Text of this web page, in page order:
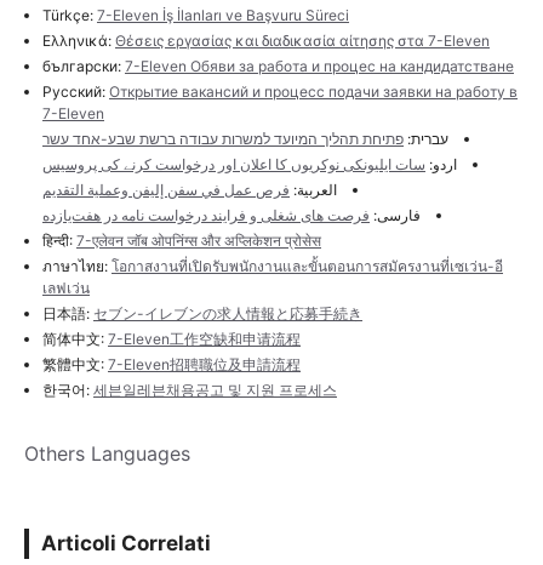
Türkçe: 7-Eleven İş İlanları ve Başvuru Süreci
Ελληνικά: Θέσεις εργασίας και διαδικασία αίτησης στα 7-Eleven
български: 7-Eleven Обяви за работа и процес на кандидатстване
Русский: Открытие вакансий и процесс подачи заявки на работу в
7-Eleven
עברית: פתיחת תהליך המיועד למשרות עבודה ברשת שבע-אחד עשר
اردو: سات ایلیونکی نوکریوں کا اعلان اور درخواست کرنے کی پروسیس
العربية: فرص عمل في سفن إليفن وعملية التقديم
فارسی: فرصت های شغلی و فرایند درخواست نامه در هفت‌یازده
हिन्दी: 7-एलेवन जॉब ओपनिंग्स और अप्लिकेशन प्रोसेस
ภาษาไทย: โอกาสงานที่เปิดรับพนักงานและขั้นตอนการสมัครงานที่เซเว่น-อี
เลฟเว่น
日本語: セブン-イレブンの求人情報と応募手続き
简体中文: 7-Eleven工作空缺和申请流程
繁體中文: 7-Eleven招聘職位及申請流程
한국어: 세븐일레븐채용공고 및 지원 프로세스
Others Languages
Articoli Correlati